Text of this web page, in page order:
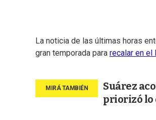
La noticia de las últimas horas
gran temporada para recalar en el
Suárez
priorizó lo